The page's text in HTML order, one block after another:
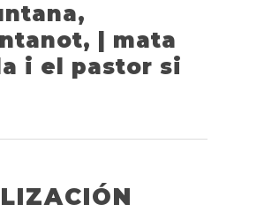
| mata
i el pastor si